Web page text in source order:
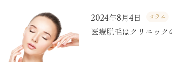
2024年8月4日 コラム
医療脱毛はクリニッ